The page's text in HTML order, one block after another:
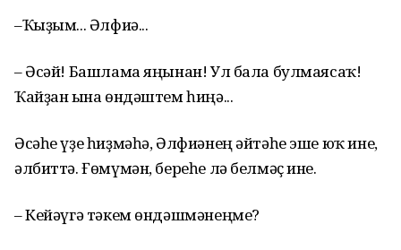
–Ҡыҙым... Әлфиә...
– Әсәй! Башлама яңынан! Ул бала булмаясаҡ!
Ҡайҙан ғына өндәштем һиңә...
Әсәһе үҙе һиҙмәһә, Әлфиәнең әйтәһе эше юҡ ине,
әлбиттә. Ғөмүмән, береһе лә белмәҫ ине.
– Кейәүгә тәкем өндәшмәнеңме?